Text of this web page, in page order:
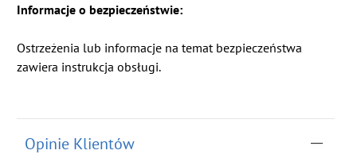
Informacje o bezpieczeństwie:
Ostrzeżenia lub informacje na temat bezpieczeństwa
zawiera instrukcja obsługi.
Opinie Klientów